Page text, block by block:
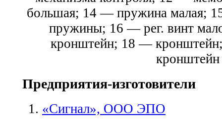
большая; 14 — пружина малая;
пружины; 16 — рег. винт
кронштейн; 18 —
кронштейн
Предприятия-изготовители
«Сигнал», ООО ЭПО